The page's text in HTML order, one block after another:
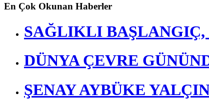
En Çok Okunan Haberler
SAĞLIKLI
DÜNYA ÇEVRE
ŞENAY AYBÜKE